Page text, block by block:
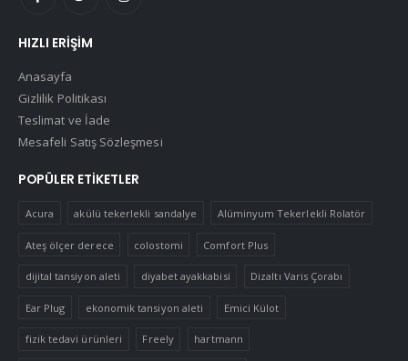
HIZLI ERIŞIM
Anasayfa
Gizlilik Politikası
Teslimat ve İade
Mesafeli Satış Sözleşmesi
POPÜLER ETIKETLER
Acura akülü tekerlekli sandalye Alüminyum Tekerlekli Rolatör
Ateş ölçer derece colostomi Comfort Plus
dijital tansiyon aleti diyabet ayakkabisi Dizaltı Varis Çorabı
Ear Plug ekonomik tansiyon aleti Emici Külot
fizik tedavi ürünleri Freely hartmann